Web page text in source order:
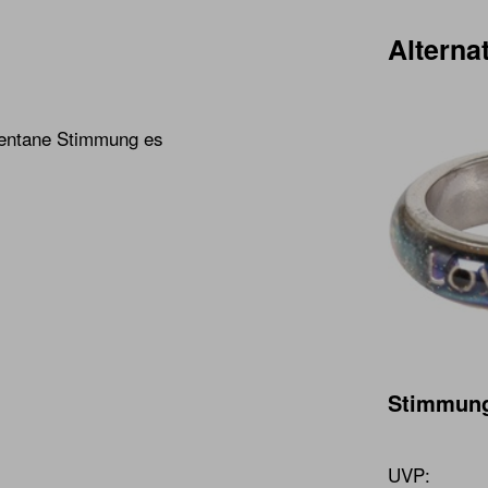
Stimmung es
UVP: